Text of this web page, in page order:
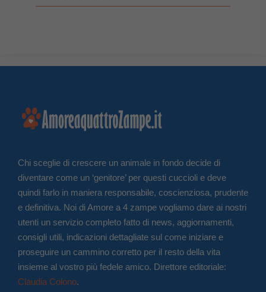
Chi sceglie di crescere un animale in fondo decide di
diventare come un ‘genitore’ per questi cuccioli e deve
quindi farlo in maniera responsabile, coscienziosa, prudente
e definitiva. Noi di Amore a 4 zampe vogliamo dare ai nostri
utenti un servizio completo fatto di news, aggiornamenti,
consigli utili, indicazioni dettagliate sul come iniziare e
proseguire un cammino corretto per il resto della vita
insieme al vostro più fedele amico. Direttore editoriale:
Claudia Colono.